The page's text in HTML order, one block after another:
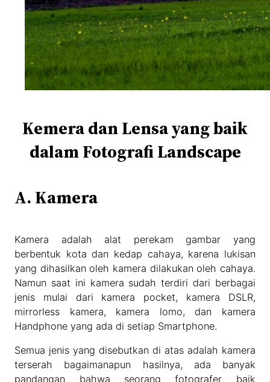
Kemera dan Lensa yang baik
dalam Fotografi Landscape
A. Kamera
Kamera adalah alat perekam gambar yang
berbentuk kota dan kedap cahaya, karena lukisan
yang dihasilkan oleh kamera dilakukan oleh cahaya.
Namun saat ini kamera sudah terdiri dari berbagai
jenis mulai dari kamera pocket, kamera DSLR,
mirrorless kamera, kamera lomo, dan kamera
Handphone yang ada di setiap Smartphone.
Semua jenis yang disebutkan di atas adalah kamera
terserah bagaimanapun hasilnya, ada banyak
pandangan bahwa seorang fotografer baik